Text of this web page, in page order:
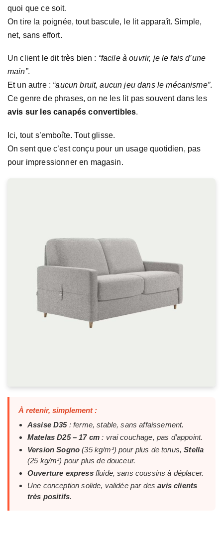
quoi que ce soit.
On tire la poignée, tout bascule, le lit apparaît. Simple,
net, sans effort.
Un client le dit très bien : “facile à ouvrir, je le fais d’une
main”.
Et un autre : “aucun bruit, aucun jeu dans le mécanisme”.
Ce genre de phrases, on ne les lit pas souvent dans les
avis sur les canapés convertibles.
Ici, tout s’emboîte. Tout glisse.
On sent que c’est conçu pour un usage quotidien, pas
pour impressionner en magasin.
À retenir, simplement :
Assise D35: ferme, stable, sans affaissement.
Matelas D25 – 17 cm : vrai couchage, pas d’appoint.
Version Sogno (35 kg/m³) pour plus de tonus,Stella
(25 kg/m³) pour plus de douceur.
Ouverture expressfluide, sans coussins à déplacer.
Une conception solide, validée par desavis clients
très positifs.